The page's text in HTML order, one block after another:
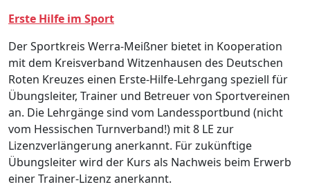
Erste Hilfe im Sport
Der Sportkreis Werra-Meißner bietet in Kooperation
mit dem Kreisverband Witzenhausen des Deutschen
Roten Kreuzes einen Erste-Hilfe-Lehrgang speziell für
Übungsleiter, Trainer und Betreuer von Sportvereinen
an. Die Lehrgänge sind vom Landessportbund (nicht
vom Hessischen Turnverband!) mit 8 LE zur
Lizenzverlängerung anerkannt. Für zukünftige
Übungsleiter wird der Kurs als Nachweis beim Erwerb
einer Trainer-Lizenz anerkannt.